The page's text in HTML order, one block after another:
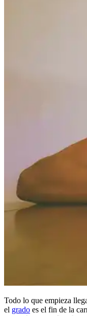
Todo lo que empieza
el grado es el fin de la